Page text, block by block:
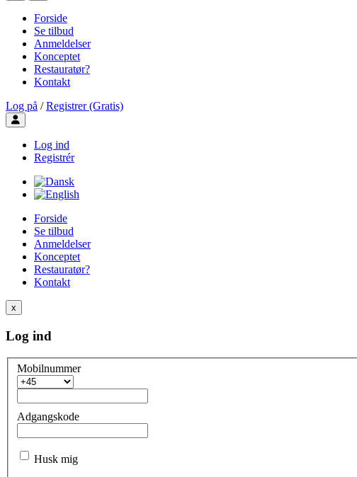
Forside
Se tilbud
Anmeldelser
Konceptet
Restauratør?
Kontakt
Log på / Registrer (Gratis)
Toggle user menu
Log ind
Registrér
Forside
Se tilbud
Anmeldelser
Konceptet
Restauratør?
Kontakt
x
Log ind
Mobilnummer
Adgangskode
Husk mig